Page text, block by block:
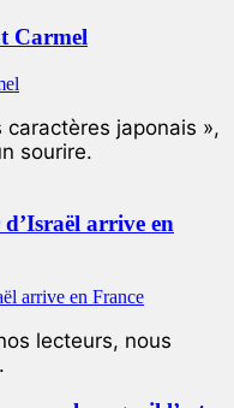
Carmel
japonais »,
sourire.
arrive en
lecteurs, nous